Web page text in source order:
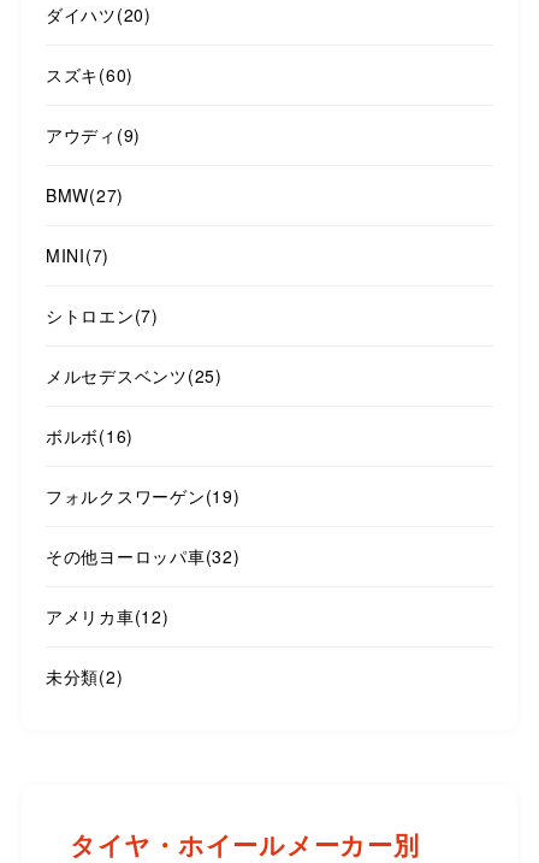
ダイハツ(20)
スズキ(60)
アウディ (9)
BMW(27)
MINI(7)
シトロエン(7)
メルセデスベンツ(25)
ボルボ(16)
フォルクスワーゲン(19)
その他ヨーロッパ車(32)
アメリカ車(12)
未分類(2)
タイヤ・ホイールメーカー別